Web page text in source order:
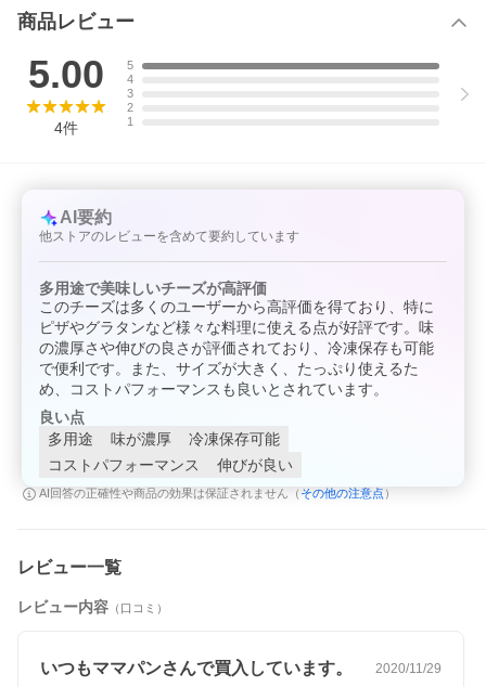
ゴーダチーズ、モッツァレラチーズの配合から、ゴーダチーズ、
モントレージャックチーズ、モッツァレラチーズの配合に変更と
ご注文いただくタイミングによりましては、新配合の商品でのお
届けになりますことご了承くださいますようお願いいたします。
（2026年4月8日）
» 関連アイテム
GMミックスシュレッドチーズ 各種
▼ レシピ
はこちら
オニオングラタンスープ
絶妙なバランスでブレンドされたチーズです。穏やかでマイルド
商品レビュー
5.00
4件
5
4
3
2
1
AI要約
他ストアのレビューを含めて要約しています
多用途で美味しいチーズが高評価
このチーズは多くのユーザーから高評価を得ており、特に
ピザやグラタンなど様々な料理に使える点が好評です。味
の濃厚さや伸びの良さが評価されており、冷凍保存も可能
で便利です。また、サイズが大きく、たっぷり使えるた
め、コストパフォーマンスも良いとされています。
良い点
多用途
味が濃厚
冷凍保存可能
コストパフォーマンス
伸びが良い
AI回答の正確性や商品の効果は保証されません（ その他の注意点 ）
レビュー一覧
レビュー内容 （口コミ）
いつもママパンさんで買入しています。 2020/11/29